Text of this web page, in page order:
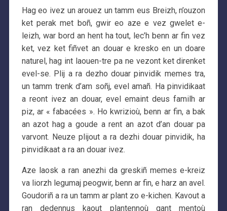
Hag eo ivez un arouez un tamm eus Breizh, n’ouzon
ket perak met boñ, gwir eo aze e vez gwelet e-
leizh, war bord an hent ha tout, lec’h benn ar fin vez
ket, vez ket fiñvet an douar e kresko en un doare
naturel, hag int laouen-tre pa ne vezont ket direnket
evel-se. Plij a ra dezho douar pinvidik memes tra,
un tamm trenk d’am soñj, evel amañ. Ha pinvidikaat
a reont ivez an douar, evel emaint deus familh ar
piz, ar « fabacées ». Ho kwrizioù, benn ar fin, a bak
an azot hag a goude a rent an azot d’an douar pa
varvont. Neuze plijout a ra dezhi douar pinvidik, ha
pinvidikaat a ra an douar ivez.
Aze laosk a ran anezhi da greskiñ memes e-kreiz
va liorzh legumaj peogwir, benn ar fin, e harz an avel.
Goudoriñ a ra un tamm ar plant zo e-kichen. Kavout a
ran dedennus kaout plantennoù gant mentoù